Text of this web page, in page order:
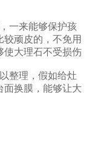
一来能够保护孩
顽皮的，不免用
使大理石不受损伤
整理，假如给灶
面换膜，能够让大